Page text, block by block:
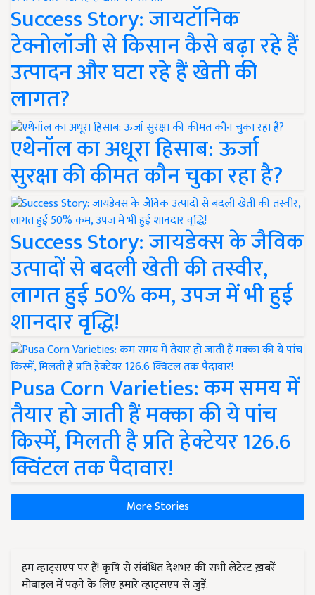
Success Story: जायटॉनिक
टेक्नोलॉजी से किसान कैसे बढ़ा रहे हैं
उत्पादन और घटा रहे हैं खेती की
लागत?
एथेनॉल का अधूरा हिसाब: ऊर्जा
सुरक्षा की कीमत कौन चुका रहा है?
Success Story: जायडेक्स के जैविक
उत्पादों से बदली खेती की तस्वीर,
लागत हुई 50% कम, उपज में भी हुई
शानदार वृद्धि!
Pusa Corn Varieties: कम समय में
तैयार हो जाती हैं मक्का की ये पांच
किस्में, मिलती है प्रति हेक्टेयर 126.6
क्विंटल तक पैदावार!
More Stories
हम व्हाट्सएप पर हैं! कृषि से संबंधित देशभर की सभी लेटेस्ट ख़बरें
मोबाइल में पढ़ने के लिए हमारे व्हाट्सएप से जुड़ें.